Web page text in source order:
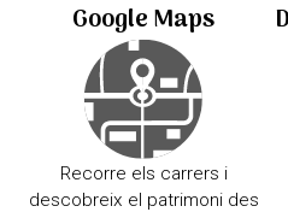
Google Maps
Recorre els carrers i
descobreix el patrimoni des